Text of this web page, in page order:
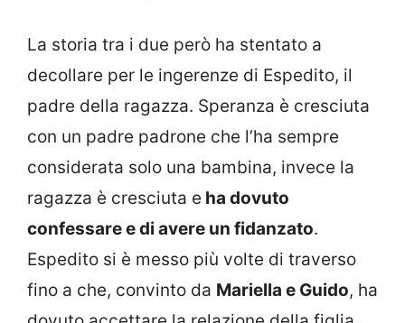
La storia tra i due però ha stentato a
decollare per le ingerenze di Espedito, il
padre della ragazza. Speranza è cresciuta
con un padre padrone che l’ha sempre
considerata solo una bambina, invece la
ragazza è cresciuta e ha dovuto
confessare e di avere un fidanzato.
Espedito si è messo più volte di traverso
fino a che, convinto da Mariella e Guido, ha